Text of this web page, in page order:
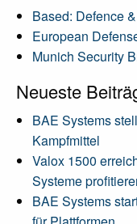
Based: Defence
European
Munich Security
Neueste
BAE Systems
Kampfmittel
Valox 1500
Systeme
BAE Systems